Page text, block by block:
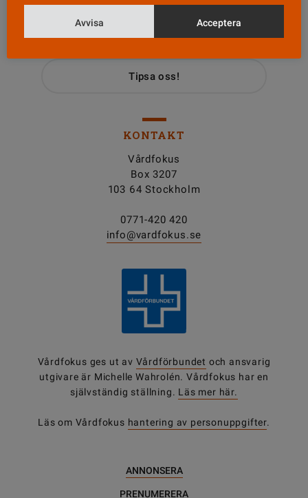
Tipsa oss!
KONTAKT
Vårdfokus
Box 3207
103 64 Stockholm
0771-420 420
info@vardfokus.se
Vårdfokus ges ut av Vårdförbundet och ansvarig
utgivare är Michelle Wahrolén. Vårdfokus har en
självständig ställning. Läs mer här.
Läs om Vårdfokus hantering av personuppgifter.
ANNONSERA
PRENUMERERA
Avvisa Acceptera